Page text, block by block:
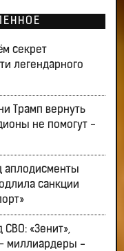
секрет
легендарного
Трамп вернуть
не помогут -
аплодисменты
санкции
«Зенит»,
миллиардеры -